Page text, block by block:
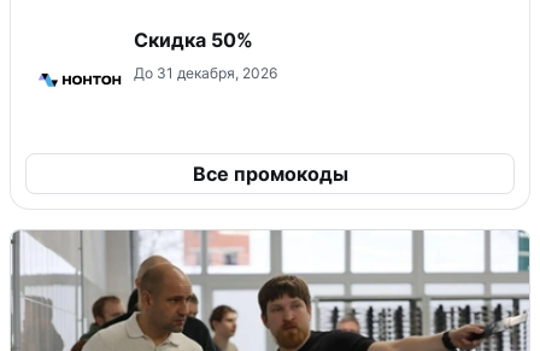
Скидка 50%
До 31 декабря, 2026
Все промокоды